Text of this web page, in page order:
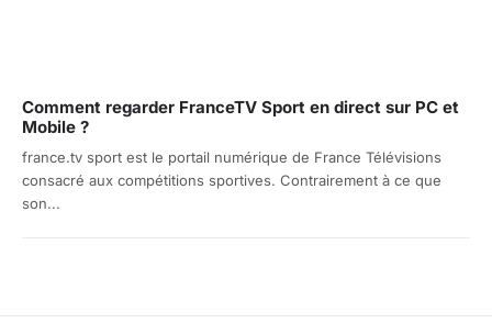
Comment regarder FranceTV Sport en direct sur PC et
Mobile ?
france.tv sport est le portail numérique de France Télévisions
consacré aux compétitions sportives. Contrairement à ce que
son...